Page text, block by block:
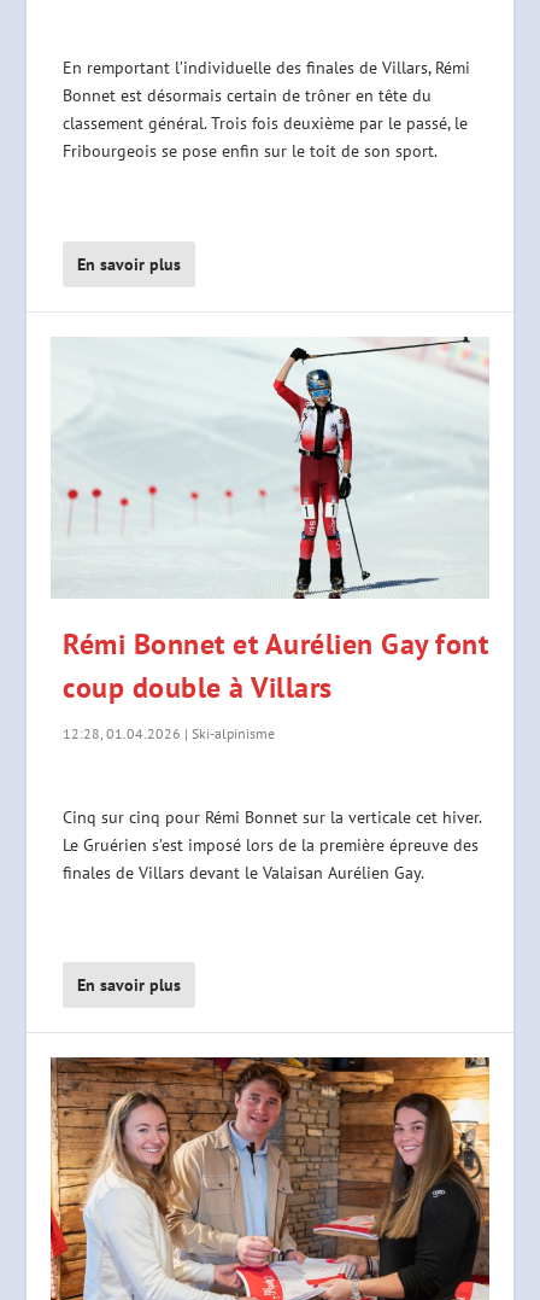
En remportant l’individuelle des finales de Villars, Rémi
Bonnet est désormais certain de trôner en tête du
classement général. Trois fois deuxième par le passé, le
Fribourgeois se pose enfin sur le toit de son sport.
En savoir plus
Rémi Bonnet et Aurélien Gay font
coup double à Villars
12:28, 01.04.2026 |Ski-alpinisme
Cinq sur cinq pour Rémi Bonnet sur la verticale cet hiver.
Le Gruérien s’est imposé lors de la première épreuve des
finales de Villars devant le Valaisan Aurélien Gay.
En savoir plus